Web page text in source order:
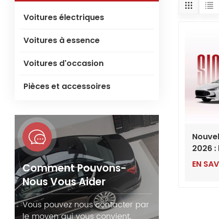
Voitures électriques
Voitures à essence
Voitures d'occasion
Pièces et accessoires
Comment Pouvons-
Nous Vous Aider
Vous pouvez nous contacter par
2026
EN